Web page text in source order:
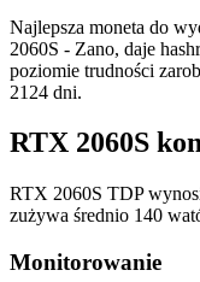
Najlepsza moneta do
2060S - Zano, daje
poziomie trudności
2124 dni.
RTX 2060S
RTX 2060S TDP
zużywa średnio 140
Monitorowanie